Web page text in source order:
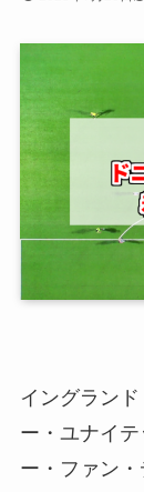
イングラン
ー・ユナイ
ー・ファン